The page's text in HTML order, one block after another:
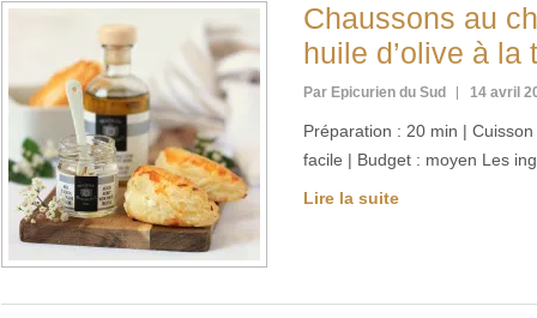
Chaussons au
huile d’olive à la
Par Epicurien du Sud 14 avril
Préparation : 20 min |
facile | Budget : moyen Les
Lire la suite